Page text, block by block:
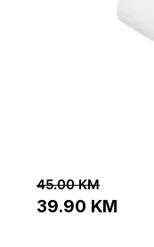
45.00KM
39.90 KM